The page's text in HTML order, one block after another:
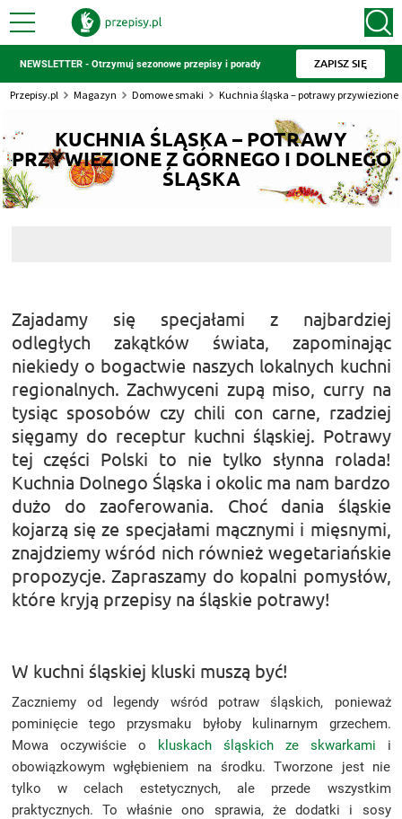
NEWSLETTER - Otrzymuj sezonowe przepisy i porady ZAPISZ SIĘ
Przepisy.pl Magazyn Domowe smaki Kuchnia śląska – potrawy przywiezione
KUCHNIA ŚLĄSKA – POTRAWY
PRZYWIEZIONE Z GÓRNEGO I DOLNEGO
ŚLĄSKA
Zajadamy się specjałami z najbardziej
odległych zakątków świata, zapominając
niekiedy o bogactwie naszych lokalnych kuchni
regionalnych. Zachwyceni zupą miso, curry na
tysiąc sposobów czy chili con carne, rzadziej
sięgamy do receptur kuchni śląskiej. Potrawy
tej części Polski to nie tylko słynna rolada!
Kuchnia Dolnego Śląska i okolic ma nam bardzo
dużo do zaoferowania. Choć dania śląskie
kojarzą się ze specjałami mącznymi i mięsnymi,
znajdziemy wśród nich również wegetariańskie
propozycje. Zapraszamy do kopalni pomysłów,
które kryją przepisy na śląskie potrawy!
W kuchni śląskiej kluski muszą być!
Zaczniemy od legendy wśród potraw śląskich, ponieważ
pominięcie tego przysmaku byłoby kulinarnym grzechem.
Mowa oczywiście o
kluskach śląskich ze skwarkami i
obowiązkowym wgłębieniem na środku. Tworzone jest nie
tylko w celach estetycznych, ale przede wszystkim
praktycznych. To właśnie ono sprawia, że dodatki i sosy